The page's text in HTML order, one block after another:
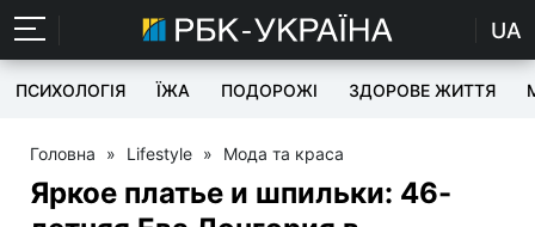
UA
ПСИХОЛОГІЯ ЇЖА ПОДОРОЖІ ЗДОРОВЕ ЖИТТЯ
Головна » Lifestyle » Мода та краса
Яркое платье и шпильки: 46-